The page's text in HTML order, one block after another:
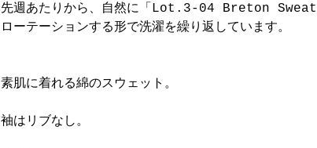
先週あたりから、自然に「Lot.3-04 Breton
ローテーションする形で洗濯を繰り返しています。
素肌に着れる綿のスウェット。
袖はリブなし。